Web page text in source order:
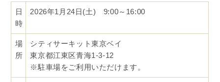
日
時
2026年1月24日(土) 9:00～16:00
場
所
シティサーキット東京ベイ
東京都江東区青海1-3-12
※駐車場をご利用いただけます。